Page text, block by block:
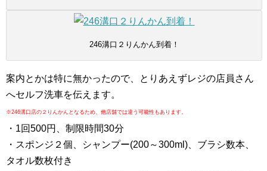
246溝口２りんかん到着！
案内とかは特に無かったので、とりあえずレジの店員さん
へセルフ洗車を伝えます。
※246溝口店の２りんかんとなるため、他店舗では違う可能性もあります。
・1回500円、制限時間30分
・スポンジ２個、シャンプー(200～300ml)、ブラシ数本、
タオル数枚付き